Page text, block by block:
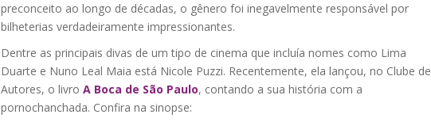
preconceito ao longo de décadas, o gênero foi inegavelmente responsável por
bilheterias verdadeiramente impressionantes.
Dentre as principais divas de um tipo de cinema que incluía nomes como Lima
Duarte e Nuno Leal Maia está Nicole Puzzi. Recentemente, ela lançou, no Clube de
Autores, o livro A Boca de São Paulo, contando a sua história com a
pornochanchada. Confira na sinopse: